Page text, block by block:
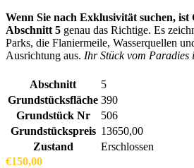
Wenn Sie nach Exklusivität suchen,
Abschnitt 5 genau das Richtige. Es
Parks, die Flaniermeile, Wasserquellen
Ausrichtung aus. Ihr Stück vom Paradies
Abschnitt
5
Grundstücksfläche 390
Grundstück Nr
506
Grundstückspreis 13650,00
Zustand
Erschlossen
€150,00